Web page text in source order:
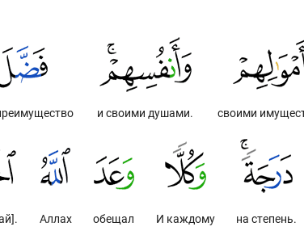
своими
и своими душами.
на степень.
И каждому
обещал
Аллах